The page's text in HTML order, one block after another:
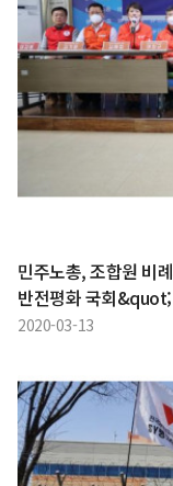
민주노총, 조합원 비
반전평화 국회
2020-03-13